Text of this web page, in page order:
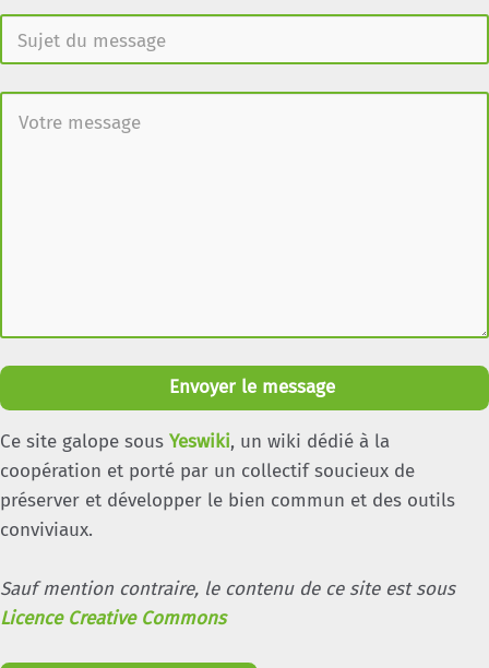
Envoyer le message
Ce site galope sous Yeswiki, un wiki dédié à la
coopération et porté par un collectif soucieux de
préserver et développer le bien commun et des outils
conviviaux.
Sauf mention contraire, le contenu de ce site est sous
Licence Creative Commons